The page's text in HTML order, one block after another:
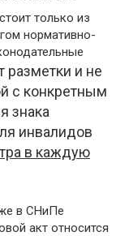
только из
нормативно-
разметки и не
с конкретным
знака
инвалидов
в каждую
в СНиПе
акт относится